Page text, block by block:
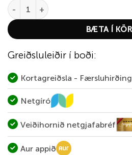
Smith & Wesson 1100 Victory BB
BÆTA Í
Greiðsluleiðir í boði:
Kortagreiðsla -
Netgíró
Veiðihornið netgjafabréf
Aur appið